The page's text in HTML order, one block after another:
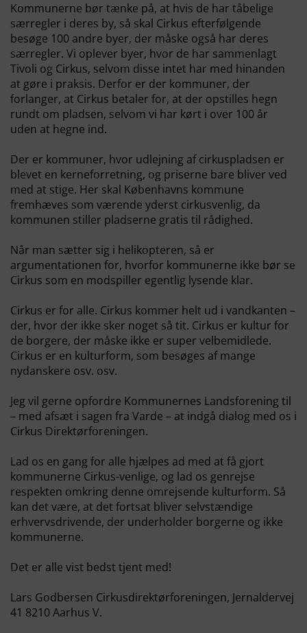
Kommunerne bør tænke på, at hvis de har tåbelige
særregler i deres by, så skal Cirkus efterfølgende
besøge 100 andre byer, der måske også har deres
særregler. Vi oplever byer, hvor de har sammenlagt
Tivoli og Cirkus, selvom disse intet har med hinanden
at gøre i praksis. Derfor er der kommuner, der
forlanger, at Cirkus betaler for, at der opstilles hegn
rundt om pladsen, selvom vi har kørt i over 100 år
uden at hegne ind.
Der er kommuner, hvor udlejning af cirkuspladsen er
blevet en kerneforretning, og priserne bare bliver ved
med at stige. Her skal Københavns kommune
fremhæves som værende yderst cirkusvenlig, da
kommunen stiller pladserne gratis til rådighed.
Når man sætter sig i helikopteren, så er
argumentationen for, hvorfor kommunerne ikke bør se
Cirkus som en modspiller egentlig lysende klar.
Cirkus er for alle. Cirkus kommer helt ud i vandkanten –
der, hvor der ikke sker noget så tit. Cirkus er kultur for
de borgere, der måske ikke er super velbemidlede.
Cirkus er en kulturform, som besøges af mange
nydanskere osv. osv.
Jeg vil gerne opfordre Kommunernes Landsforening til
– med afsæt i sagen fra Varde – at indgå dialog med os i
Cirkus Direktørforeningen.
Lad os en gang for alle hjælpes ad med at få gjort
kommunerne Cirkus-venlige, og lad os genrejse
respekten omkring denne omrejsende kulturform. Så
kan det være, at det fortsat bliver selvstændige
erhvervsdrivende, der underholder borgerne og ikke
kommunerne.
Det er alle vist bedst tjent med!
Lars Godbersen Cirkusdirektørforeningen, Jernaldervej
41 8210 Aarhus V.